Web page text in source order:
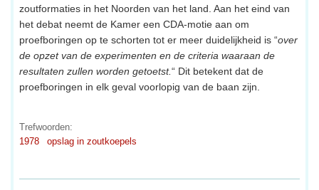
zoutformaties in het Noorden van het land. Aan het eind van
het debat neemt de Kamer een CDA-motie aan om
proefboringen op te schorten tot er meer duidelijkheid is “over
de opzet van de experimenten en de criteria waaraan de
resultaten zullen worden getoetst.“ Dit betekent dat de
proefboringen in elk geval voorlopig van de baan zijn.
Trefwoorden:
1978
opslag in zoutkoepels